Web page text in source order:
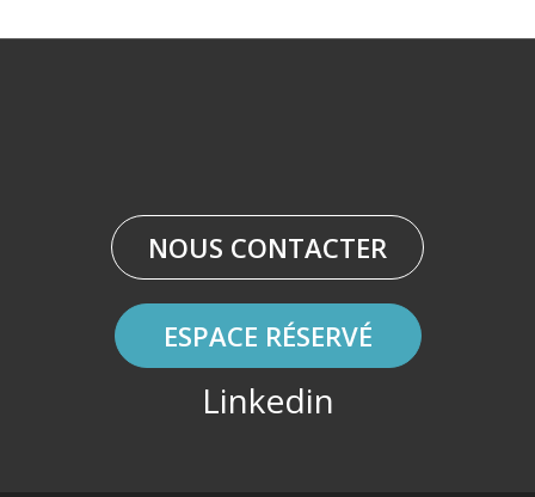
NOUS CONTACTER
ESPACE RÉSERVÉ
Linkedin